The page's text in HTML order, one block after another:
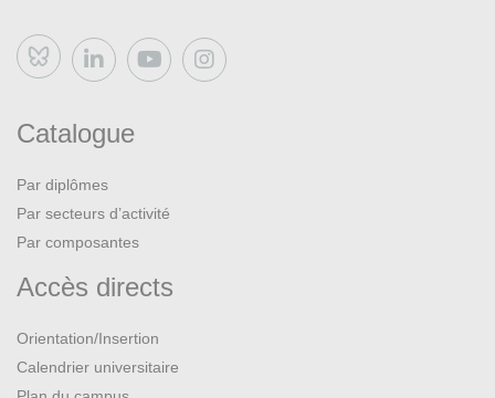
Lettres
Nicolas, CHAPUIS, Nathalie, GOUTNIKOV, Nicolas
Liucci, Centre national d’art et de culture Georges
Pompidou, Paris et Vladimir Potanin.
[exposition, Paris, Centre Pompidou, 14 septembre
BU Lettres, Bib. LE/LEA
Bluesky
Catalogue
Par diplômes
Par secteurs d’activité
Par composantes
Accès directs
Orientation/Insertion
Calendrier universitaire